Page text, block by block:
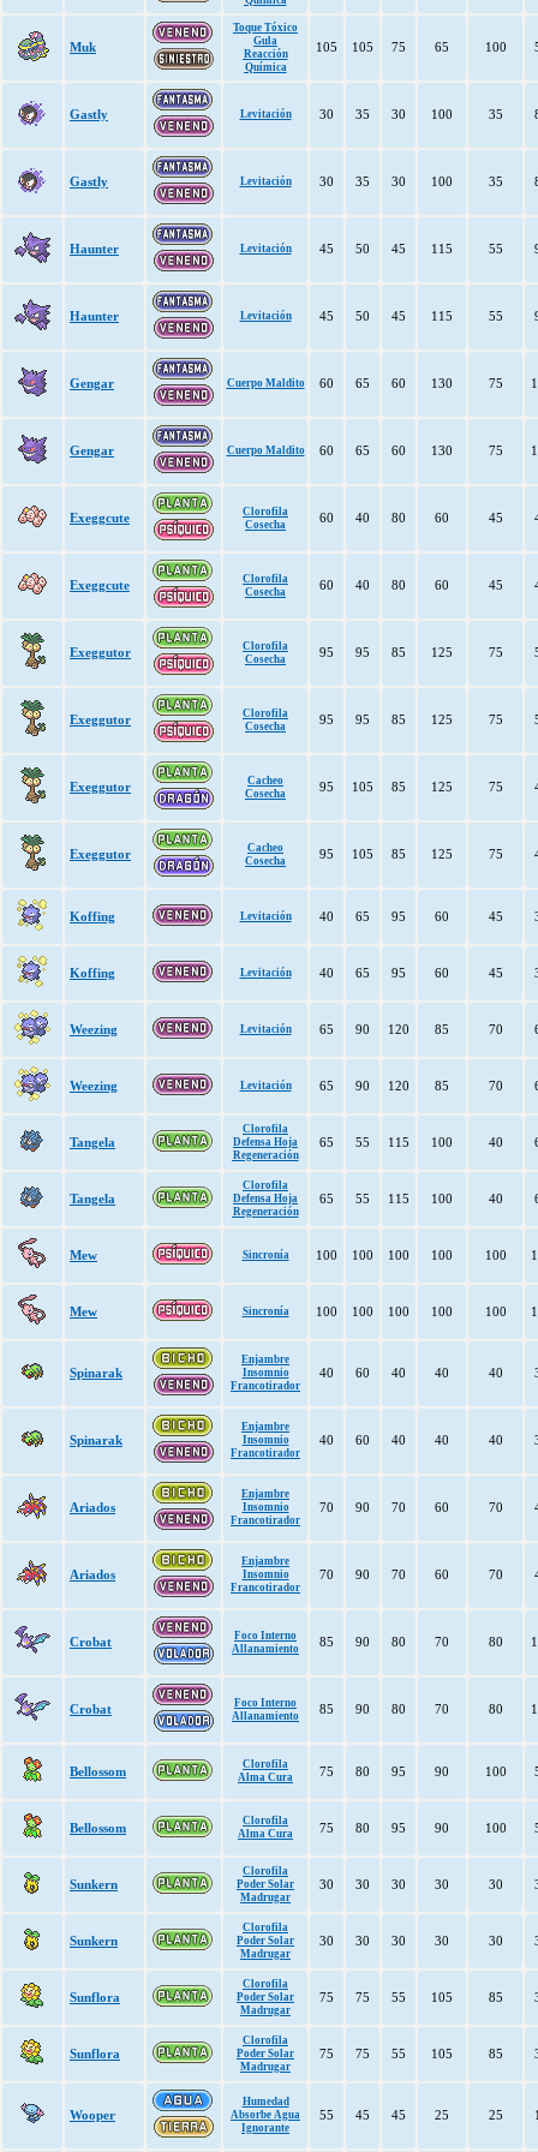
Muk
Toque Tóxico
Gula
Reacción
Química
105 105 75 65 100
Gastly Levitación 30 35 30 100 35
Gastly Levitación 30 35 30 100 35
Haunter Levitación 45 50 45 115 55
Haunter Levitación 45 50 45 115 55
Gengar Cuerpo Maldito 60 65 60 130 75
Gengar Cuerpo Maldito 60 65 60 130 75
Exeggcute
Clorofila
Cosecha
60 40 80 60 45
Exeggcute
Clorofila
Cosecha
60 40 80 60 45
Exeggutor
Clorofila
Cosecha
95 95 85 125 75
Exeggutor
Clorofila
Cosecha
95 95 85 125 75
Exeggutor
Cacheo
Cosecha
95 105 85 125 75
Exeggutor
Cacheo
Cosecha
95 105 85 125 75
Koffing Levitación 40 65 95 60 45
Koffing Levitación 40 65 95 60 45
Weezing Levitación 65 90 120 85 70
Weezing Levitación 65 90 120 85 70
Tangela
Clorofila
Defensa Hoja
Regeneración
65 55 115 100 40
Tangela
Clorofila
Defensa Hoja
Regeneración
65 55 115 100 40
Mew Sincronía 100 100 100 100 100
Mew Sincronía 100 100 100 100 100
Spinarak
Enjambre
Insomnio
Francotirador
40 60 40 40 40
Spinarak
Enjambre
Insomnio
Francotirador
40 60 40 40 40
Ariados
Enjambre
Insomnio
Francotirador
70 90 70 60 70
Ariados
Enjambre
Insomnio
Francotirador
70 90 70 60 70
Crobat
Foco Interno
Allanamiento
85 90 80 70 80
Crobat
Foco Interno
Allanamiento
85 90 80 70 80
Bellossom
Clorofila
Alma Cura
75 80 95 90 100
Bellossom
Clorofila
Alma Cura
75 80 95 90 100
Sunkern
Clorofila
Poder Solar
Madrugar
30 30 30 30 30
Sunkern
Clorofila
Poder Solar
Madrugar
30 30 30 30 30
Sunflora
Clorofila
Poder Solar
Madrugar
75 75 55 105 85
Sunflora
Clorofila
Poder Solar
Madrugar
75 75 55 105 85
Wooper
Humedad
Absorbe Agua
Ignorante
55 45 45 25 25